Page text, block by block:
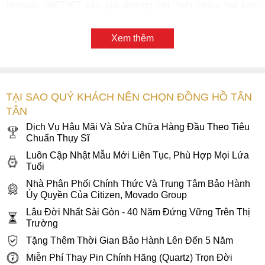
trợ cho người dùng những hoạt động thường nhật như rửa
Movado 0607007 được thiết kế với phần mặt số màu đen
tráng gương sáng bóng đặc trưng của thiết kế “Museum
Classic” - một sắc màu cơ bản mang tính sang trọng, thanh
lịch và quyến rũ, giúp cho những chàng trai của chúng ta
thêm nét nam tính và mạnh mẽ.
Xem thêm
TẠI SAO QUÝ KHÁCH NÊN CHỌN ĐỒNG HỒ TÂN
TÂN
Dịch Vụ Hậu Mãi Và Sửa Chữa Hàng Đầu Theo Tiêu
Chuẩn Thụy Sĩ
Luôn Cập Nhật Mẫu Mới Liên Tục, Phù Hợp Mọi Lứa
Tuổi
Nhà Phân Phối Chính Thức Và Trung Tâm Bảo Hành
Ủy Quyền Của Citizen, Movado Group
Lâu Đời Nhất Sài Gòn - 40 Năm Đứng Vững Trên Thị
Trường
Tặng Thêm Thời Gian Bảo Hành Lên Đến 5 Năm
Miễn Phí Thay Pin Chính Hãng (Quartz) Trọn Đời